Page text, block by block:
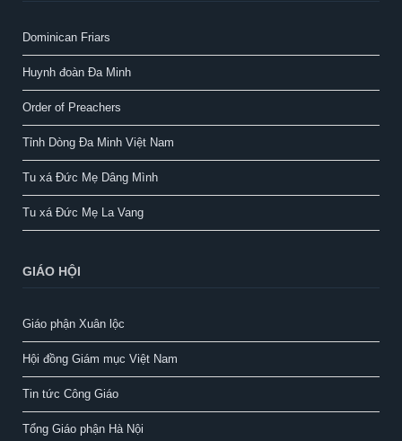
Dominican Friars
Huynh đoàn Đa Minh
Order of Preachers
Tỉnh Dòng Đa Minh Việt Nam
Tu xá Đức Mẹ Dâng Mình
Tu xá Đức Mẹ La Vang
GIÁO HỘI
Giáo phận Xuân lộc
Hội đồng Giám mục Việt Nam
Tin tức Công Giáo
Tổng Giáo phận Hà Nội